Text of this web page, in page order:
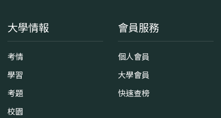
大學情報
考情
學習
考題
校園
會員服務
個人會員
大學會員
快速查榜